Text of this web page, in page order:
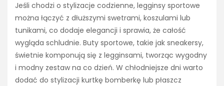
Jeśli chodzi o stylizacje codzienne, legginsy sportowe
można łączyć z dłuższymi swetrami, koszulami lub
tunikami, co dodaje elegancji i sprawia, że całość
wygląda schludnie. Buty sportowe, takie jak sneakersy,
świetnie komponują się z legginsami, tworząc wygodny
i modny zestaw na co dzień. W chłodniejsze dni warto
dodać do stylizacji kurtkę bomberkę lub płaszcz